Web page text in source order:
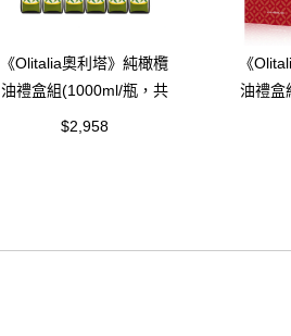
《Olitalia奧利塔》純橄欖
油禮盒組(1000ml/瓶，共
6瓶)
$2,958
《
油禮盒